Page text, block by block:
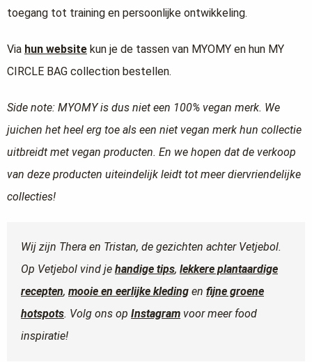
toegang tot training en persoonlijke ontwikkeling.
Via hun website kun je de tassen van MYOMY en hun MY
CIRCLE BAG collection bestellen.
Side note: MYOMY is dus niet een 100% vegan merk. We
juichen het heel erg toe als een niet vegan merk hun collectie
uitbreidt met vegan producten. En we hopen dat de verkoop
van deze producten uiteindelijk leidt tot meer diervriendelijke
collecties!
Wij zijn Thera en Tristan, de gezichten achter Vetjebol.
Op Vetjebol vind je handige tips, lekkere plantaardige
recepten, mooie en eerlijke kleding en fijne groene
hotspots. Volg ons op Instagram voor meer food
inspiratie!